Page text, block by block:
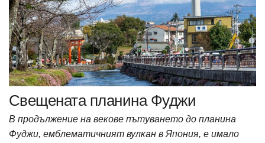
Свещената планина Фуджи
В продължение на векове пътуването до планина
Фуджи, емблематичният вулкан в Япония, е имало